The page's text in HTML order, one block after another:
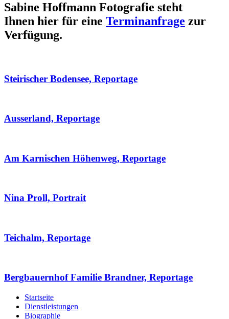
Sabine Hoffmann Fotografie steht
Ihnen hier für eine Terminanfrage zur
Verfügung.
Steirischer Bodensee, Reportage
Ausserland, Reportage
Am Karnischen Höhenweg, Reportage
Nina Proll, Portrait
Teichalm, Reportage
Bergbauernhof Familie Brandner, Reportage
Startseite
Dienstleistungen
Biographie